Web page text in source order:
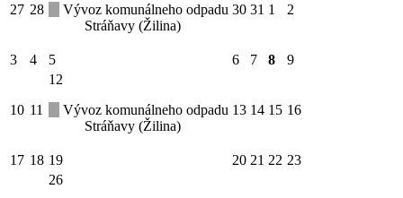
27 28
Vývoz komunálneho odpadu
Stráňavy (Žilina)
30 31 1 2
3 4 5 6 7 8 9
10 11
12
Vývoz komunálneho odpadu
Stráňavy (Žilina)
13 14 15 16
17 18 19 20 21 22 23
26